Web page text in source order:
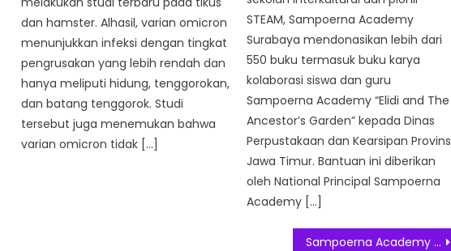
dan hamster. Alhasil, varian omicron
menunjukkan infeksi dengan tingkat
pengrusakan yang lebih rendah dan
hanya meliputi hidung, tenggorokan,
dan batang tenggorok. Studi
tersebut juga menemukan bahwa
varian omicron tidak […]
STEAM, Sampoerna Academy
Surabaya mendonasikan lebih dari
550 buku termasuk buku karya
kolaborasi siswa dan guru
Sampoerna Academy “Elidi and The
Ancestor’s Garden” kepada Dinas
Perpustakaan dan Kearsipan
Jawa Timur. Bantuan ini diberikan
oleh National Principal Sampoerna
Academy […]
Sampoerna Academy Luncurkan Buku Teach Through Fascination, Panduan Pengajaran dan Pelatihan Guru